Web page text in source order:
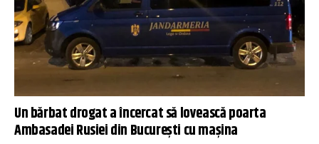
Un bărbat drogat a încercat să lovească poarta
Ambasadei Rusiei din București cu mașina